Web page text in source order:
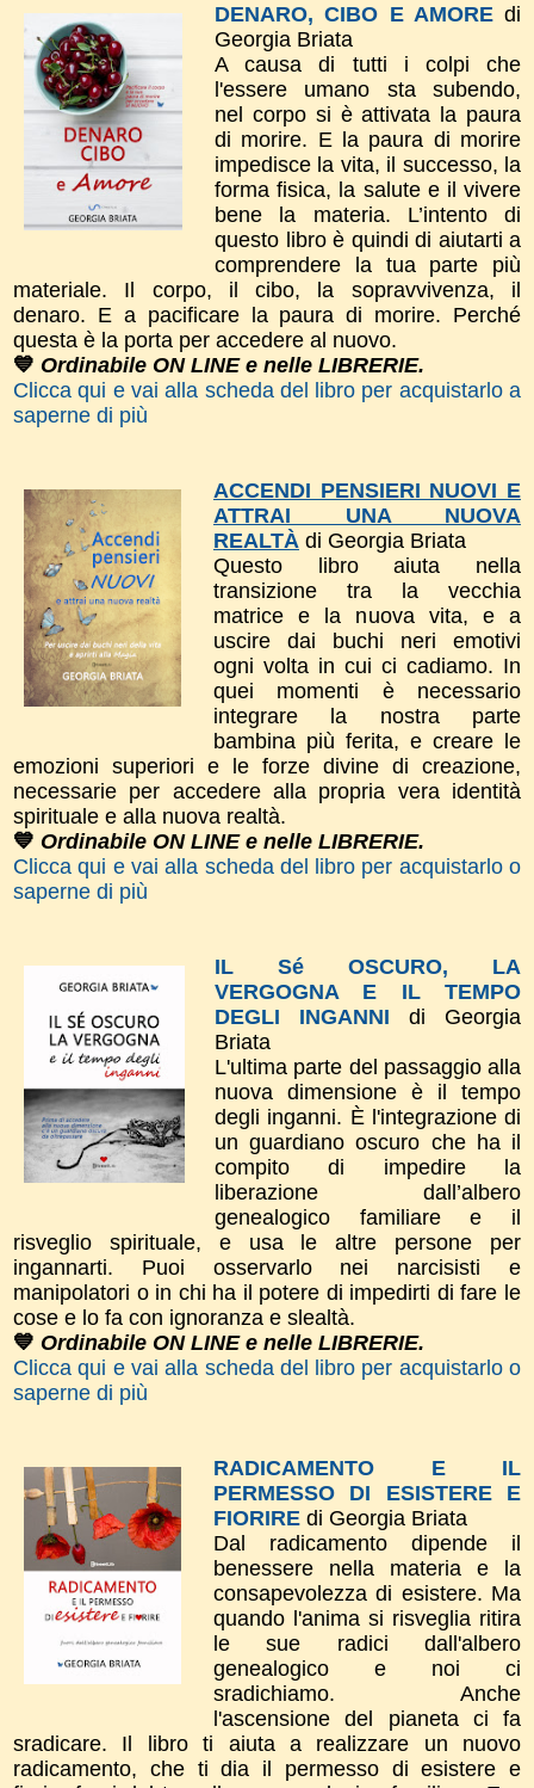
DENARO, CIBO E AMORE di
Georgia Briata
A causa di tutti i colpi che
l'essere umano sta subendo,
nel corpo si è attivata la paura
di morire. E la paura di morire
impedisce la vita, il successo, la
forma fisica, la salute e il vivere
bene la materia. L’intento di
questo libro è quindi di aiutarti a
comprendere la tua parte più
materiale. Il corpo, il cibo, la sopravvivenza, il
denaro. E a pacificare la paura di morire. Perché
questa è la porta per accedere al nuovo.
💙 Ordinabile ON LINE e nelle LIBRERIE.
Clicca qui e vai alla scheda del libro per acquistarlo a
saperne di più
ACCENDI PENSIERI NUOVI E
ATTRAI UNA NUOVA
REALTÀ di Georgia Briata
Questo libro aiuta nella
transizione tra la vecchia
matrice e la nuova vita, e a
uscire dai buchi neri emotivi
ogni volta in cui ci cadiamo. In
quei momenti è necessario
integrare la nostra parte
bambina più ferita, e creare le
emozioni superiori e le forze divine di creazione,
necessarie per accedere alla propria vera identità
spirituale e alla nuova realtà.
💙 Ordinabile ON LINE e nelle LIBRERIE.
Clicca qui e vai alla scheda del libro per acquistarlo o
saperne di più
IL Sé OSCURO, LA
VERGOGNA E IL TEMPO
DEGLI INGANNI di Georgia
Briata
L'ultima parte del passaggio alla
nuova dimensione è il tempo
degli inganni. È l'integrazione di
un guardiano oscuro che ha il
compito di impedire la
liberazione dall’albero
genealogico familiare e il
risveglio spirituale, e usa le altre persone per
ingannarti. Puoi osservarlo nei narcisisti e
manipolatori o in chi ha il potere di impedirti di fare le
cose e lo fa con ignoranza e slealtà.
💙 Ordinabile ON LINE e nelle LIBRERIE.
Clicca qui e vai alla scheda del libro per acquistarlo o
saperne di più
RADICAMENTO E IL
PERMESSO DI ESISTERE E
FIORIRE di Georgia Briata
Dal radicamento dipende il
benessere nella materia e la
consapevolezza di esistere. Ma
quando l'anima si risveglia ritira
le sue radici dall'albero
genealogico e noi ci
sradichiamo. Anche
l'ascensione del pianeta ci fa
sradicare. Il libro ti aiuta a realizzare un nuovo
radicamento, che ti dia il permesso di esistere e